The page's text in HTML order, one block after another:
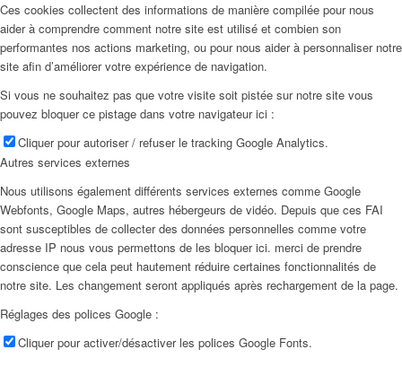
Ces cookies collectent des informations de manière compilée pour nous
aider à comprendre comment notre site est utilisé et combien son
performantes nos actions marketing, ou pour nous aider à personnaliser notre
site afin d’améliorer votre expérience de navigation.
Si vous ne souhaitez pas que votre visite soit pistée sur notre site vous
pouvez bloquer ce pistage dans votre navigateur ici :
Cliquer pour autoriser / refuser le tracking Google Analytics.
Autres services externes
Nous utilisons également différents services externes comme Google
Webfonts, Google Maps, autres hébergeurs de vidéo. Depuis que ces FAI
sont susceptibles de collecter des données personnelles comme votre
adresse IP nous vous permettons de les bloquer ici. merci de prendre
conscience que cela peut hautement réduire certaines fonctionnalités de
notre site. Les changement seront appliqués après rechargement de la page.
Réglages des polices Google :
Cliquer pour activer/désactiver les polices Google Fonts.